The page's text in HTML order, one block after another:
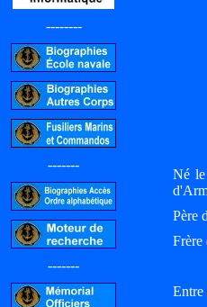
--------
-------
-------
Né
Père
Frère
Entre